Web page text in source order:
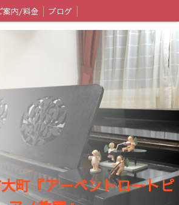
案内/料金 ブログ
町『アーベントロートピ